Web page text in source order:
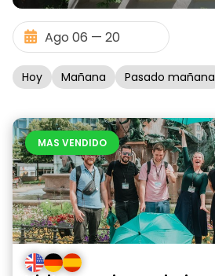
Hoy Mañana Pasado mañana
MAS VENDIDO